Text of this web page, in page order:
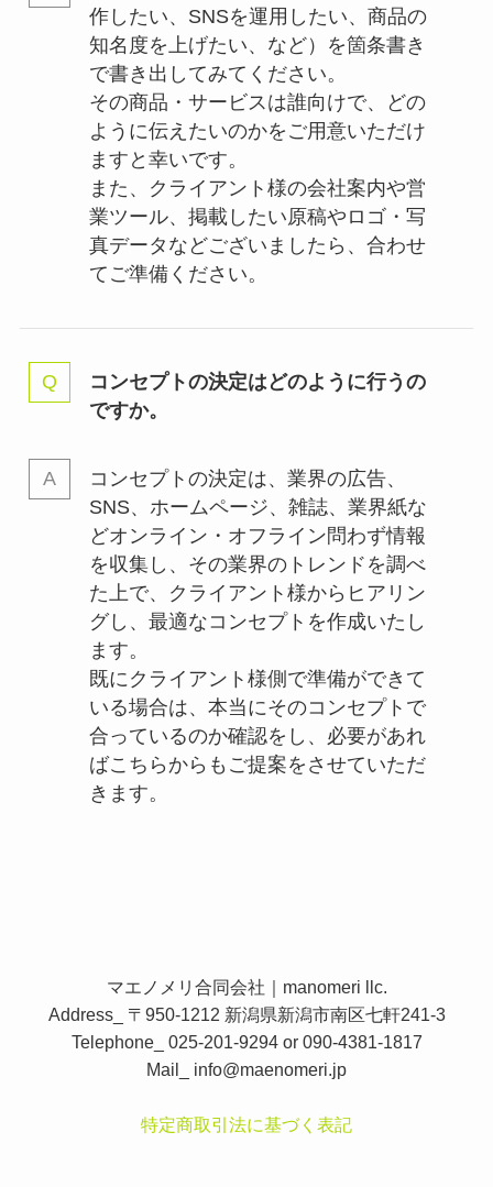
作したい、SNSを運用したい、商品の
知名度を上げたい、など）を箇条書き
で書き出してみてください。
その商品・サービスは誰向けで、どの
ように伝えたいのかをご用意いただけ
ますと幸いです。
また、クライアント様の会社案内や営
業ツール、掲載したい原稿やロゴ・写
真データなどございましたら、合わせ
てご準備ください。
コンセプトの決定はどのように行うの
ですか。
コンセプトの決定は、業界の広告、
SNS、ホームページ、雑誌、業界紙な
どオンライン・オフライン問わず情報
を収集し、その業界のトレンドを調べ
た上で、クライアント様からヒアリン
グし、最適なコンセプトを作成いたし
ます。
既にクライアント様側で準備ができて
いる場合は、本当にそのコンセプトで
合っているのか確認をし、必要があれ
ばこちらからもご提案をさせていただ
きます。
マエノメリ合同会社｜manomeri llc.
Address_ 〒950-1212 新潟県新潟市南区七軒241-3
Telephone_ 025-201-9294 or 090-4381-1817
Mail_ info@maenomeri.jp
特定商取引法に基づく表記